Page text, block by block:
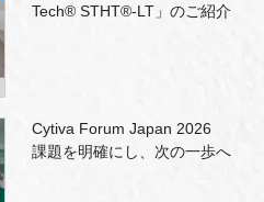
Tech® STHT®-LT」のご紹介
Cytiva Forum Japan 2026
課題を明確にし、次の一歩へ